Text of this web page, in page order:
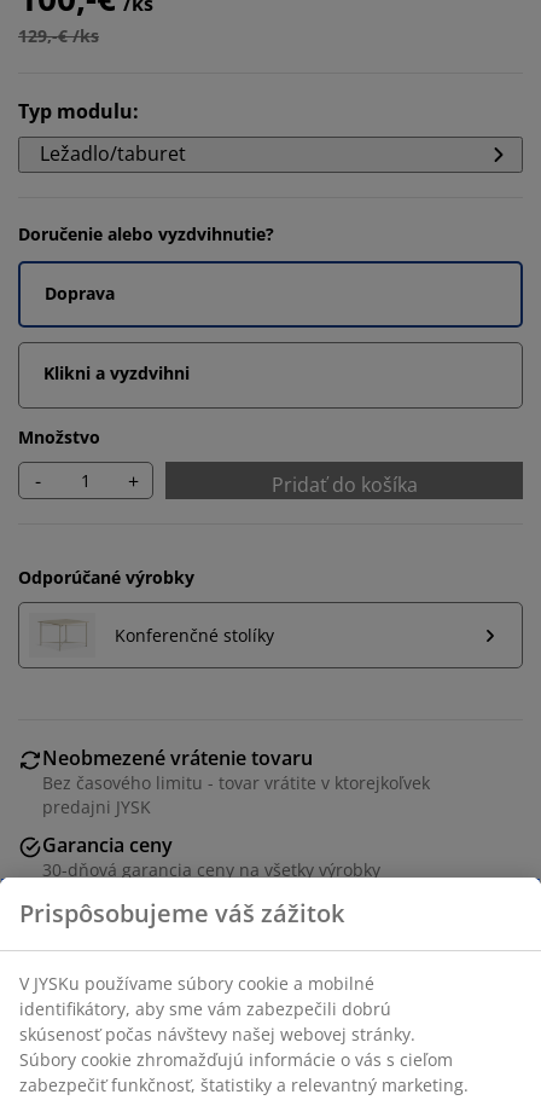
129,-€ /ks
Typ modulu:
Ležadlo/taburet
Doručenie alebo vyzdvihnutie?
Doprava
Klikni a vyzdvihni
Množstvo
- + Pridať do košíka
Odporúčané výrobky
Konferenčné stolíky
Neobmezené vrátenie tovaru
Bez časového limitu - tovar vrátite v ktorejkoľvek
predajni JYSK
Garancia ceny
30-dňová garancia ceny na všetky výrobky
Flexibilné možnosti doručenia
Rýchle a jednoduché doručenie podľa vášho výberu
Poťah. Sedadlo s taštičkovými pružinami a penovou
výplňou. Operadlo s penovou výplňou.
Ležadlový/taburetový modul k modulovej pohovke. Š70